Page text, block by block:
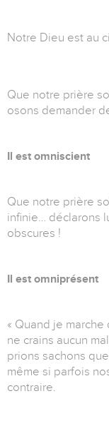
Notre Dieu est au
Que notre prière
osons demander
Il est omniscient
Que notre prière
infinie… déclarons
obscures !
Il est omniprésent
« Quand je
ne crains aucun
prions sachons
même si parfois
contraire.